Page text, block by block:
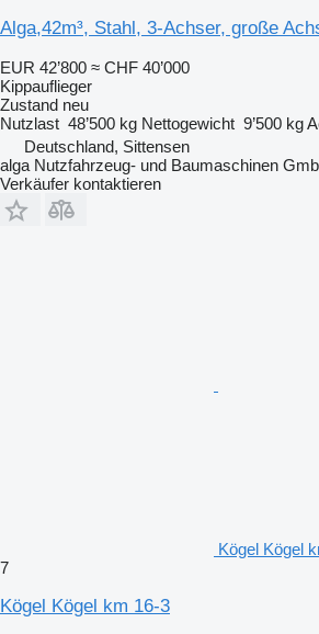
Alga,42m³, Stahl, 3-Achser, große
EUR 42’800 ≈ CHF 40’000
Kippauflieger
Zustand neu
Nutzlast 48’500 kg Nettogewicht 9’500 kg
Deutschland, Sittensen
alga Nutzfahrzeug- und Baumaschinen
Verkäufer kontaktieren
Kögel Kögel
7
Kögel Kögel km 16-3